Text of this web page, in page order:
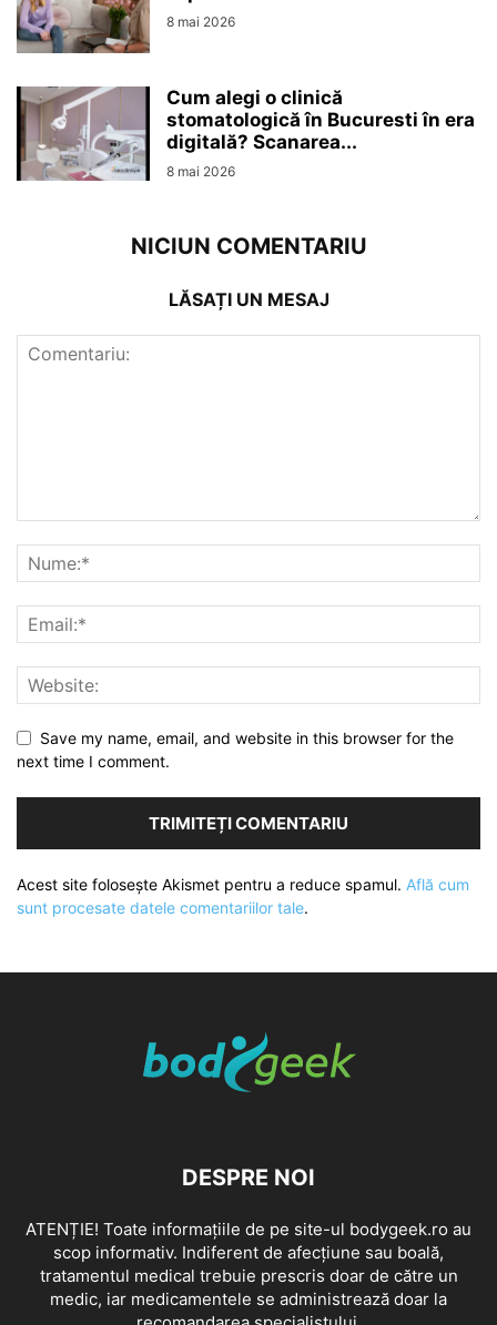
8 mai 2026
Cum alegi o clinică
stomatologică în Bucuresti în era
digitală? Scanarea...
8 mai 2026
NICIUN COMENTARIU
LĂSAȚI UN MESAJ
Save my name, email, and website in this browser for the
next time I comment.
Acest site folosește Akismet pentru a reduce spamul. Află cum
sunt procesate datele comentariilor tale.
DESPRE NOI
ATENȚIE! Toate informațiile de pe site-ul bodygeek.ro au
scop informativ. Indiferent de afecțiune sau boală,
tratamentul medical trebuie prescris doar de către un
medic, iar medicamentele se administrează doar la